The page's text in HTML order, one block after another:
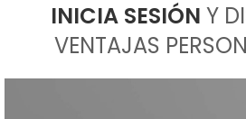
INICIA SESIÓN Y
VENTAJAS